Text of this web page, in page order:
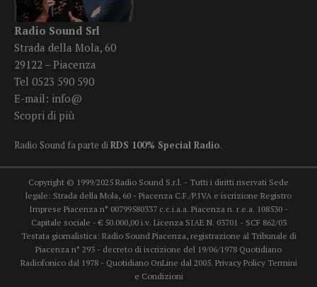
Radio Sound Srl
Strada della Mola, 60
29122 – Piacenza
Tel 0523 590 590
E-mail: info@
Scopri di più
Radio Sound fa parte diRDS 100% Special Radio.
Copyright © 1999/2025 Radio Sound S.r.l. - Tutti i diritti riservati Sede
legale: Strada della Mola, 60 - Piacenza C.F./P.IVA e iscrizione Registro
Imprese Piacenza n° 00799580337 c.c.i.a.a. Piacenza n. r.e.a. 108530 -
Capitale sociale - € 50.000,00 i.v. Licenza SIAE N. 03701 - SCF 862/03
Testata giornalistica: Radio Sound Piacenza, registrazione al Tribunale di
Piacenza n° 293 - decreto di iscrizione del 19/06/1978 Quotidiano
Radiofonico dal 1978 - Quotidiano OnLine dal 2005. Privacy Policy Termini
e Condizioni